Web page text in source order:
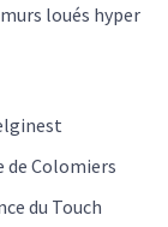
loués hyper
de Colomiers
du Touch